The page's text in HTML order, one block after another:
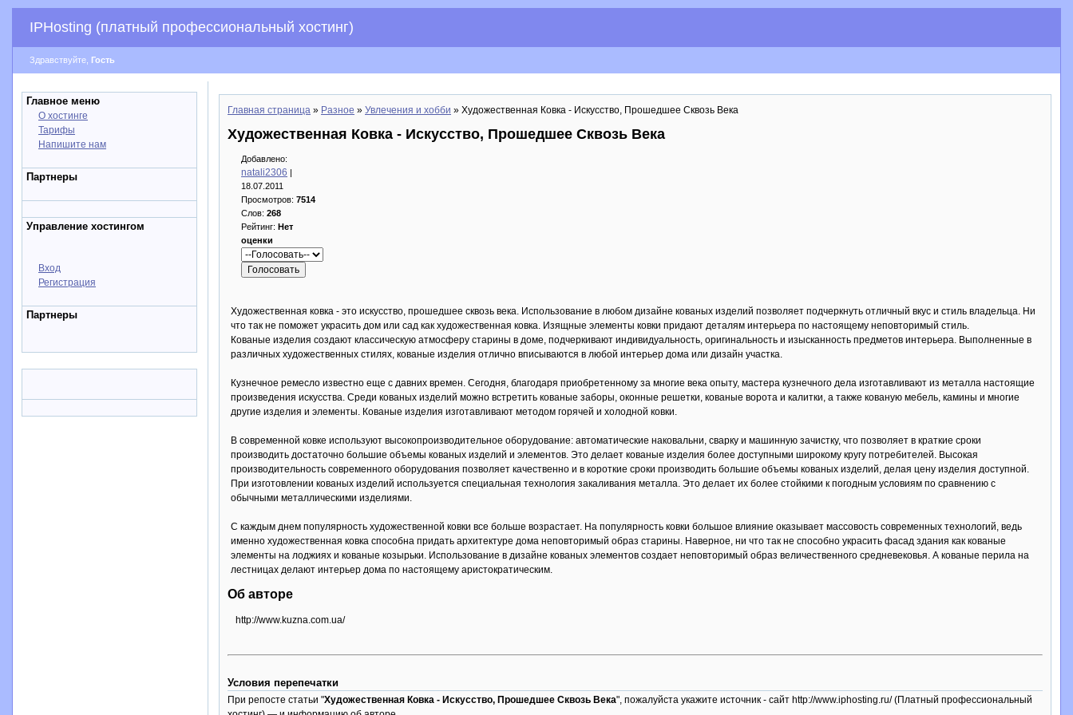
IPHosting (платный профессиональный хостинг)
Здравствуйте, Гость
Главное меню
О хостинге
Тарифы
Напишите нам
Партнеры
Управление хостингом
Вход
Регистрация
Партнеры
Главная страница » Разное » Увлечения и хобби » Художественная Ковка - Искусство, Прошедшее Сквозь Века
Художественная Ковка - Искусство, Прошедшее Сквозь Века
Добавлено:
natali2306 |
18.07.2011
Просмотров: 7514
Слов: 268
Рейтинг: Нет
оценки
Художественная ковка - это искусство, прошедшее сквозь века. Использование в любом дизайне кованых изделий позволяет подчеркнуть отличный вкус и стиль владельца. Ни
что так не поможет украсить дом или сад как художественная ковка. Изящные элементы ковки придают деталям интерьера по настоящему неповторимый стиль.
Кованые изделия создают классическую атмосферу старины в доме, подчеркивают индивидуальность, оригинальность и изысканность предметов интерьера. Выполненные в
различных художественных стилях, кованые изделия отлично вписываются в любой интерьер дома или дизайн участка.
Кузнечное ремесло известно еще с давних времен. Сегодня, благодаря приобретенному за многие века опыту, мастера кузнечного дела изготавливают из металла настоящие
произведения искусства. Среди кованых изделий можно встретить кованые заборы, оконные решетки, кованые ворота и калитки, а также кованую мебель, камины и многие
другие изделия и элементы. Кованые изделия изготавливают методом горячей и холодной ковки.
В современной ковке используют высокопроизводительное оборудование: автоматические наковальни, сварку и машинную зачистку, что позволяет в краткие сроки
производить достаточно большие объемы кованых изделий и элементов. Это делает кованые изделия более доступными широкому кругу потребителей. Высокая
производительность современного оборудования позволяет качественно и в короткие сроки производить большие объемы кованых изделий, делая цену изделия доступной.
При изготовлении кованых изделий используется специальная технология закаливания металла. Это делает их более стойкими к погодным условиям по сравнению с
обычными металлическими изделиями.
С каждым днем популярность художественной ковки все больше возрастает. На популярность ковки большое влияние оказывает массовость современных технологий, ведь
именно художественная ковка способна придать архитектуре дома неповторимый образ старины. Наверное, ни что так не способно украсить фасад здания как кованые
элементы на лоджиях и кованые козырьки. Использование в дизайне кованых элементов создает неповторимый образ величественного средневековья. А кованые перила на
лестницах делают интерьер дома по настоящему аристократическим.
Об авторе
http://www.kuzna.com.ua/
Условия перепечатки
При репосте статьи "Художественная Ковка - Искусство, Прошедшее Сквозь Века", пожалуйста укажите источник - сайт http://www.iphosting.ru/ (Платный профессиональный